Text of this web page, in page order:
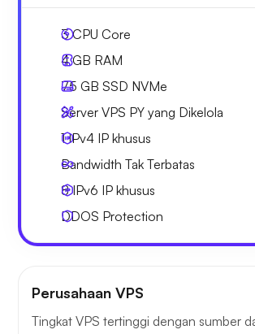
3CPU Core
4 GB RAM
75 GB SSD NVMe
Server VPS PY yang Dikelola
1 IPv4 IP khusus
Bandwidth Tak Terbatas
8 IPv6 IP khusus
DDOS Protection
Perusahaan VPS
Tingkat VPS tertinggi dengan sumber